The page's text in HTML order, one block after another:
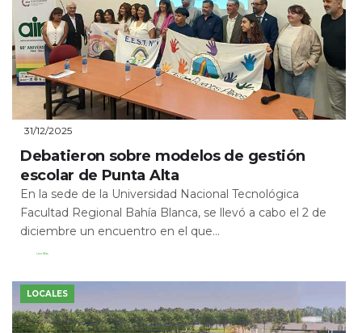
31/12/2025
Debatieron sobre modelos de gestión
escolar de Punta Alta
En la sede de la Universidad Nacional Tecnológica
Facultad Regional Bahía Blanca, se llevó a cabo el 2 de
diciembre un encuentro en el que...
Leer Más
LOCALES